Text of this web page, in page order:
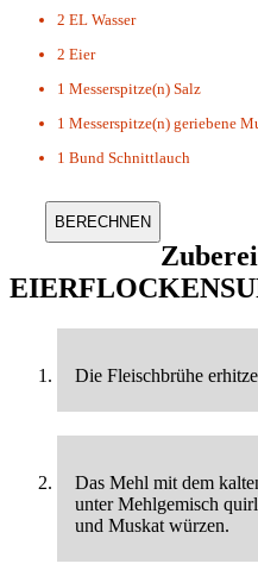
2 EL Wasser
2 Eier
1 Messerspitze(n) Salz
1 Messerspitze(n) geriebene
1 Bund Schnittlauch
Die Fleischbrühe
Das Mehl mit dem
unter Mehlgemisch
und Muskat würzen.